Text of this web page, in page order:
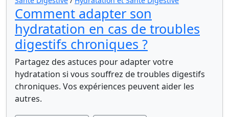
Comment adapter son
hydratation en cas de troubles
digestifs chroniques ?
Partagez des astuces pour adapter votre
hydratation si vous souffrez de troubles digestifs
chroniques. Vos expériences peuvent aider les
autres.